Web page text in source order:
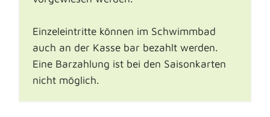
Einzeleintritte können im Schwimmbad
auch an der Kasse bar bezahlt werden.
Eine Barzahlung ist bei den Saisonkarten
nicht möglich.